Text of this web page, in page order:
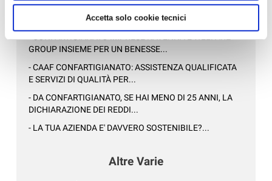
Accetta solo cookie tecnici
- AZIENDEPIÙ 3/2026 (FASCICOLO NR. 128) -
GIUGNO/LUGLIO/AGOSTO 2026 IN ...
GROUP INSIEME PER UN BENESSE...
- CAAF CONFARTIGIANATO: ASSISTENZA QUALIFICATA
E SERVIZI DI QUALITÀ PER...
- DA CONFARTIGIANATO, SE HAI MENO DI 25 ANNI, LA
DICHIARAZIONE DEI REDDI...
- LA TUA AZIENDA E' DAVVERO SOSTENIBILE?...
Altre Varie